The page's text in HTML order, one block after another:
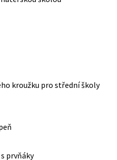
kroužku pro střední školy
prvňáky